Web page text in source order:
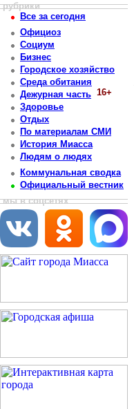
рубрики
Все за сегодня
Официоз
Социум
Бизнес
Городское хозяйство
Среда обитания
Дежурная часть 16+
Здоровье
Отдых
По материалам СМИ
История Миасса
Людям о людях
Коммунальная сводка
Официальный вестник
мы в соцсетях